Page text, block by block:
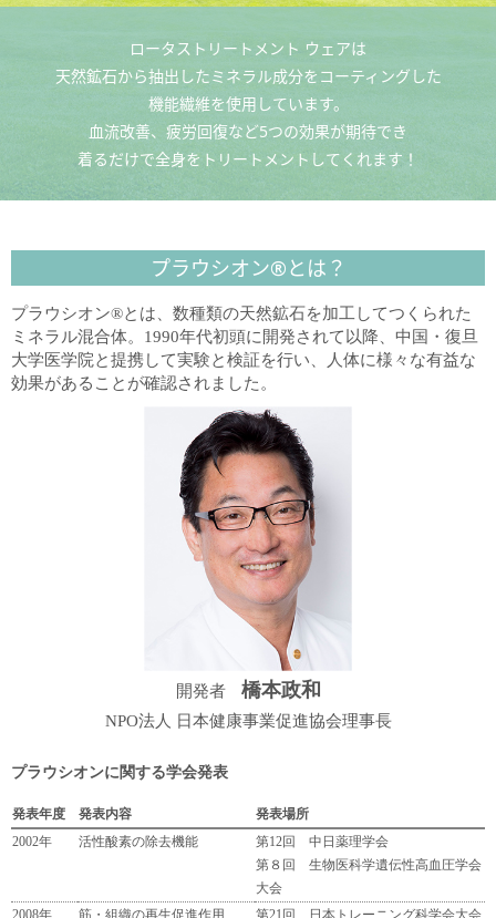
ロータストリートメント ウェアは
天然鉱石から抽出したミネラル成分をコーティングした
機能繊維を使用しています。
血流改善、疲労回復など5つの効果が期待でき
着るだけで全身をトリートメントしてくれます！
プラウシオン®とは？
プラウシオン®とは、数種類の天然鉱石を加工してつくられた
ミネラル混合体。1990年代初頭に開発されて以降、中国・復旦
大学医学院と提携して実験と検証を行い、人体に様々な有益な
効果があることが確認されました。
開発者 橋本政和
NPO法人 日本健康事業促進協会理事長
プラウシオンに関する学会発表
発表年度 発表内容
発表場所
2002年
活性酸素の除去機能
第12回 中日薬理学会
第８回 生物医科学遺伝性高血圧学会
大会
2008年
筋・組織の再生促進作用 第21回 日本トレーニング科学会大会